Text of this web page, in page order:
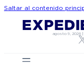
Saltar al contenido
agosto 9, 2026